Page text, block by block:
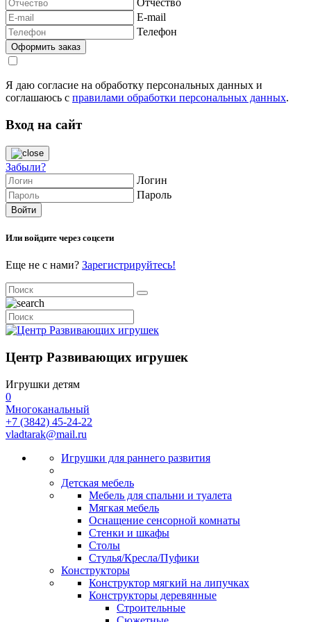
Отчество
E-mail
Телефон
Я даю согласие на обработку персональных данных и
соглашаюсь с правилами обработки персональных данных.
Вход на сайт
Забыли?
Логин
Пароль
Или войдите через соцсети
Еще не с нами? Зарегистрируйтесь!
Центр Развивающих игрушек
Игрушки детям
0
Многоканальный
+7 (3842) 45-24-22
vladtarak@mail.ru
Игрушки для раннего развития
Детская мебель
Мебель для спальни и туалета
Мягкая мебель
Оснащение сенсорной комнаты
Стенки и шкафы
Столы
Стулья/Кресла/Пуфики
Конструкторы
Конструктор мягкий на липучках
Конструкторы деревянные
Строительные